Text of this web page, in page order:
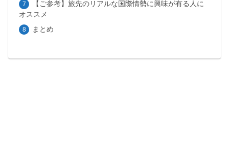
【ご参考】旅先のリアルな国際情勢に興味が有る人に
オススメ
まとめ